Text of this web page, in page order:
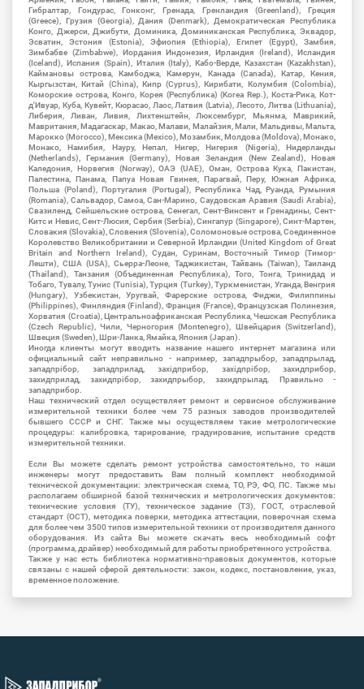
Гибралтар, Гондурас, Гонконг, Гренада, Гренландия (Greenland), Греция
(Greece), Грузия (Georgia), Дания (Denmark), Демократическая Республика
Конго, Джерси, Джибути, Доминика, Доминиканская Республика, Эквадор,
Эсватин, Эстония (Estonia), Эфиопия (Ethiopia), Египет (Egypt), Замбия,
Зимбабве (Zimbabwe), Иордания Индонезия, Ирландия (Ireland), Исландия
(Iceland), Испания (Spain), Италия (Italy), Кабо-Верде, Казахстан (Kazakhstan),
Каймановы острова, Камбоджа, Камерун, Канада (Canada), Катар, Кения,
Кыргызстан, Китай (China), Кипр (Cyprus), Кирибати, Колумбия (Colombia),
Коморские острова, Конго, Корея (Республика) (Korea Rep.), Коста-Рика, Кот-
д'Ивуар, Куба, Кувейт, Кюрасао, Лаос, Латвия (Latvia), Лесото, Литва (Lithuania),
Либерия, Ливан, Ливия, Лихтенштейн, Люксембург, Мьянма, Маврикий,
Мавритания, Мадагаскар, Макао, Малави, Малайзия, Мали, Мальдивы, Мальта,
Марокко (Morocco), Мексика (Mexico), Мозамбик, Молдова (Moldova), Монако,
Монако, Намибия, Науру, Непал, Нигер, Нигерия (Nigeria), Нидерланды
(Netherlands), Германия (Germany), Новая Зеландия (New Zealand), Новая
Каледония, Норвегия (Norway), ОАЭ (UAE), Оман, Острова Кука, Пакистан,
Палестина, Панама, Папуа Новая Гвинея, Парагвай, Перу, Южная Африка,
Польша (Poland), Португалия (Portugal), Республика Чад, Руанда, Румыния
(Romania), Сальвадор, Самоа, Сан-Марино, Саудовская Аравия (Saudi Arabia),
Свазиленд, Сейшельские острова, Сенегал, Сент-Винсент и Гренадины, Сент-
Китс и Невис, Сент-Люсия, Сербия (Serbia), Сингапур (Singapore), Синт-Мартен,
Словакия (Slovakia), Словения (Slovenia), Соломоновые острова, Соединенное
Королевство Великобритании и Северной Ирландии (United Kingdom of Great
Britain and Northern Ireland), Судан, Суринам, Восточный Тимор (Тимор-
Лешти), США (USA), Сьерра-Леоне, Таджикистан, Тайвань (Taiwan), Таиланд
(Thailand), Танзания (Объединенная Республика), Того, Тонга, Тринидад и
Тобаго, Тувалу, Тунис (Tunisia), Турция (Turkey), Туркменистан, Уганда, Венгрия
(Hungary), Узбекистан, Уругвай, Фарерские острова, Фиджи, Филиппины
(Philippines), Финляндия (Finland), Франция (France), Французская Полинезия,
Хорватия (Croatia), Центральноафриканская Республика, Чешская Республика
(Czech Republic), Чили, Черногория (Montenegro), Швейцария (Switzerland),
Швеция (Sweden), Шри-Ланка, Ямайка, Япония (Japan).
Иногда клиенты могут вводить название нашего интернет магазина или
официальный сайт неправильно - например, западпрыбор, западпрылад,
западпрібор, западприлад, західприбор, західпрібор, захидприбор,
захидприлад, захидпрібор, захидпрыбор, захидпрылад. Правильно -
западприбор.
Наш технический отдел осуществляет ремонт и сервисное обслуживание
измерительной техники более чем 75 разных заводов производителей
бывшего СССР и СНГ. Также мы осуществляем такие метрологические
процедуры: калибровка, тарирование, градуирование, испытание средств
измерительной техники.
Если Вы можете сделать ремонт устройства самостоятельно, то наши
инженеры могут предоставить Вам полный комплект необходимой
технической документации: электрическая схема, ТО, РЭ, ФО, ПС. Также мы
располагаем обширной базой технических и метрологических документов:
технические условия (ТУ), техническое задание (ТЗ), ГОСТ, отраслевой
стандарт (ОСТ), методика поверки, методика аттестации, поверочная схема
для более чем 3500 типов измерительной техники от производителя данного
оборудования. Из сайта Вы можете скачать весь необходимый софт
(программа, драйвер) необходимый для работы приобретенного устройства.
Также у нас есть библиотека нормативно-правовых документов, которые
связаны с нашей сферой деятельности: закон, кодекс, постановление, указ,
временное положение.